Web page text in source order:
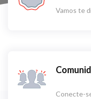
Vamos te
Conecte-